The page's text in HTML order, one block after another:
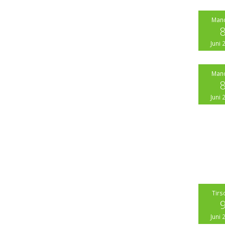
8
Juni
8
Juni
9
Juni